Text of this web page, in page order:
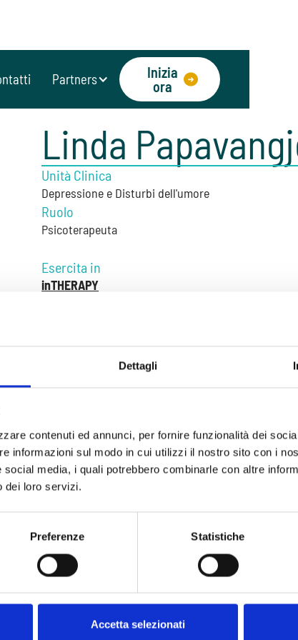
Dettagli
contenuti ed annunci, per fornire funzionalità dei
informazioni sul modo in cui utilizzi il nostro sito con i
media, i quali potrebbero combinarle con altre
dei loro servizi.
Preferenze Statistiche
Accetta selezionati
Partners
Inizia
ora
Linda
Unità Clinica
Depressione e Disturbi dell'umore
Ruolo
Psicoterapeuta
Esercita in
inTHERAPY
Domande frequenti